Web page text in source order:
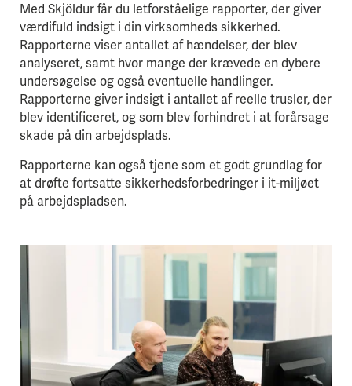
Med Skjöldur får du letforståelige rapporter, der giver
værdifuld indsigt i din virksomheds sikkerhed.
Rapporterne viser antallet af hændelser, der blev
analyseret, samt hvor mange der krævede en dybere
undersøgelse og også eventuelle handlinger.
Rapporterne giver indsigt i antallet af reelle trusler, der
blev identificeret, og som blev forhindret i at forårsage
skade på din arbejdsplads.
Rapporterne kan også tjene som et godt grundlag for
at drøfte fortsatte sikkerhedsforbedringer i it-miljøet
på arbejdspladsen.